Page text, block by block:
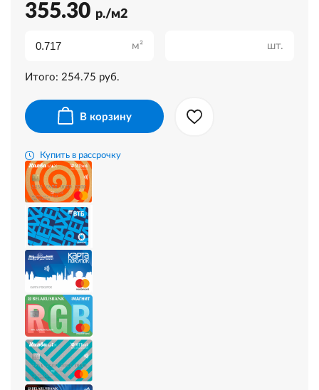
355.30 р./м2
м² шт.
Итого: 254.75 руб.
В корзину
Купить в рассрочку